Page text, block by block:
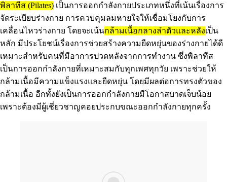
พิลาทีส (Pilates) เป็นการออกกำลังกายประเภทหนึ่งที่เน้นเรื่องการ
จัดระเบียบร่างกาย การควบคุมลมหายใจให้เชื่อมโยงกับการ
เคลื่อนไหวร่างกาย โดยจะเน้นกล้ามเนื้อกลางลำตัวและหลังเป็น
หลัก มีประโยชน์เรื่องการช่วยสร้างความยืดหยุ่นของร่างกายได้ดี
เหมาะสำหรับคนที่มีอาการปวดหลังจากการทำงาน ซึ่งพิลาทีส
เป็นการออกกำลังกายที่เหมาะสมกับทุกเพศทุกวัย เพราะช่วยให้
กล้ามเนื้อมีความแข็งแรงและยืดหยุ่น โดยมีผลต่อการทรงตัวของ
กล้ามเนื้อ อีกทั้งยังเป็นการออกกำลังกายมีโอกาสบาดเจ็บน้อย
เพราะต้องมีผู้เชี่ยวชาญคอยประกบขณะออกกำลังกายทุกครั้ง